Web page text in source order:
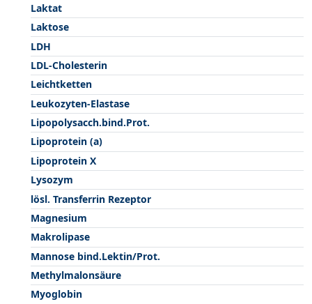
Laktat
Laktose
LDH
LDL-Cholesterin
Leichtketten
Leukozyten-Elastase
Lipopolysacch.bind.Prot.
Lipoprotein (a)
Lipoprotein X
Lysozym
lösl. Transferrin Rezeptor
Magnesium
Makrolipase
Mannose bind.Lektin/Prot.
Methylmalonsäure
Myoglobin